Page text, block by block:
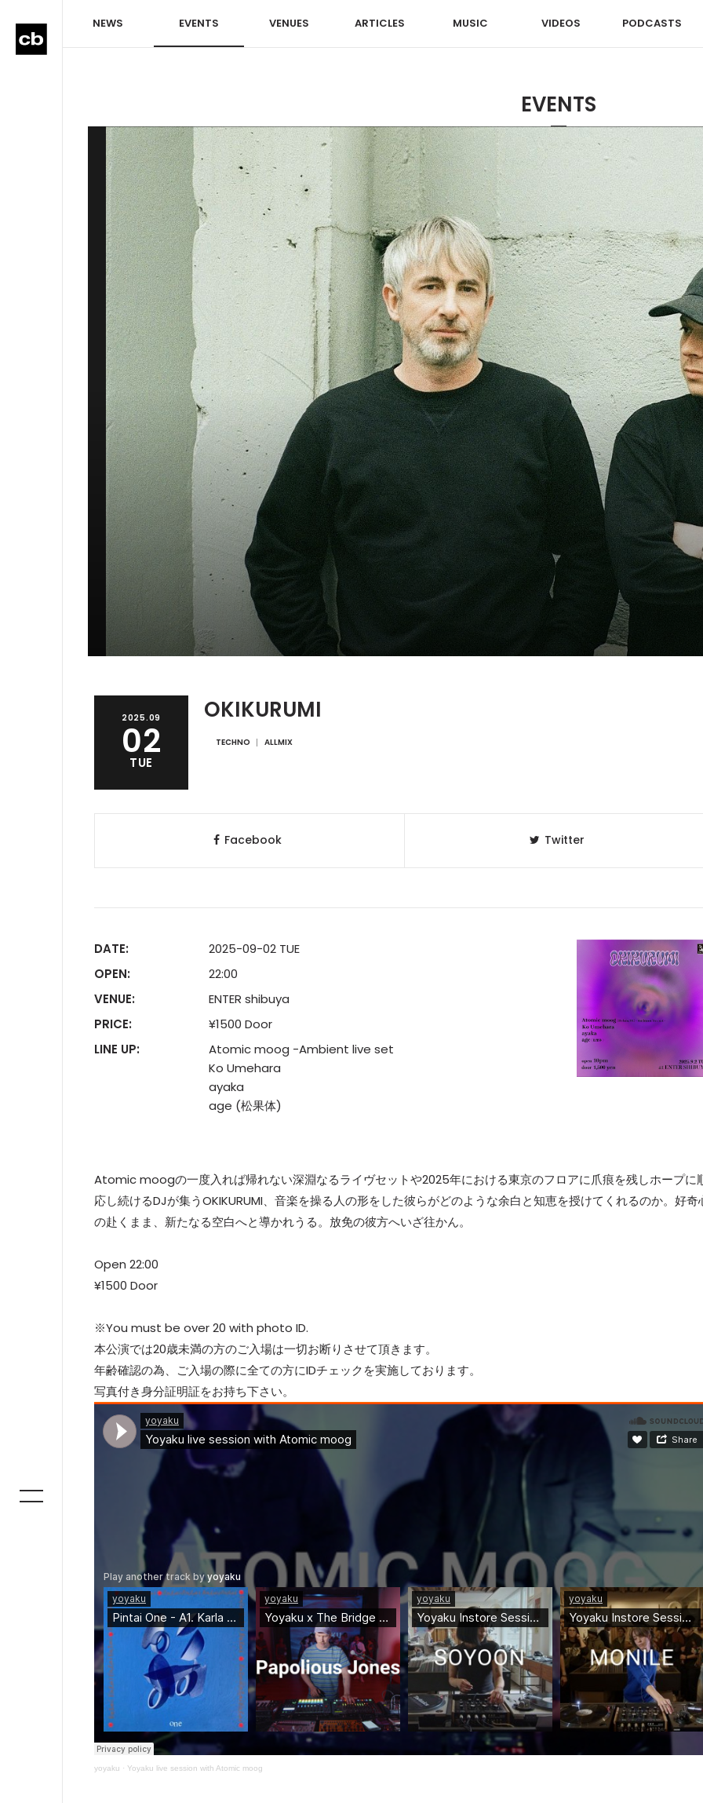
NEWS EVENTS VENUES ARTICLES MUSIC VIDEOS PODCASTS
EVENTS
2025.09
02
TUE
OKIKURUMI
TECHNO ALLMIX
Facebook Twitter
DATE:
2025-09-02 TUE
OPEN:
22:00
VENUE:
ENTER shibuya
PRICE:
¥1500 Door
LINE UP:
Atomic moog -Ambient live set
Ko Umehara
ayaka
age (松果体)
Atomic moogの一度入れば帰れない深淵なるライヴセットや2025年における東京のフロアに爪痕を残しホープに
応し続けるDJが集うOKIKURUMI、音楽を操る人の形をした彼らがどのような余白と知恵を授けてくれるのか。好奇
の赴くまま、新たなる空白へと導かれうる。放免の彼方へいざ往かん。
Open 22:00
¥1500 Door
※You must be over 20 with photo ID.
本公演では20歳未満の方のご入場は一切お断りさせて頂きます。
年齢確認の為、ご入場の際に全ての方にIDチェックを実施しております。
写真付き身分証明証をお持ち下さい。
yoyaku · Yoyaku live session with Atomic moog